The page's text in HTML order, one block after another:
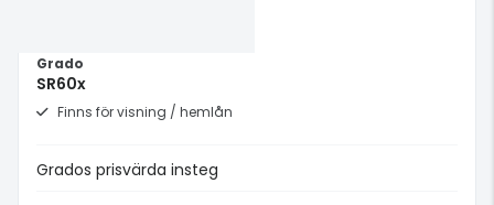
Grado
SR60x
Finns för visning / hemlån
Grados prisvärda insteg